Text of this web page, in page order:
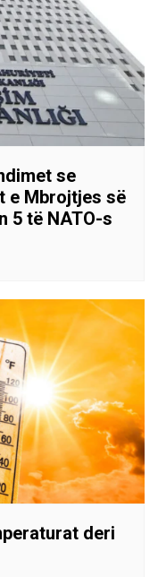
se
e Mbrojtjes së
5 të NATO-s
deri